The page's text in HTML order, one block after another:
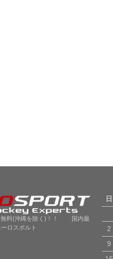
無料(沖縄を除く)！！ 国内最
ロスポルト
日
2
9